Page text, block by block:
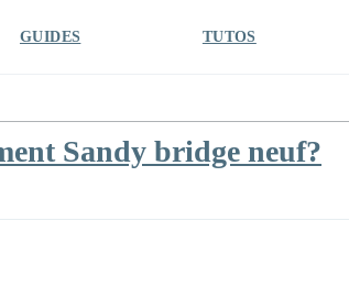
GUIDES TUTOS
Sandy bridge neuf?